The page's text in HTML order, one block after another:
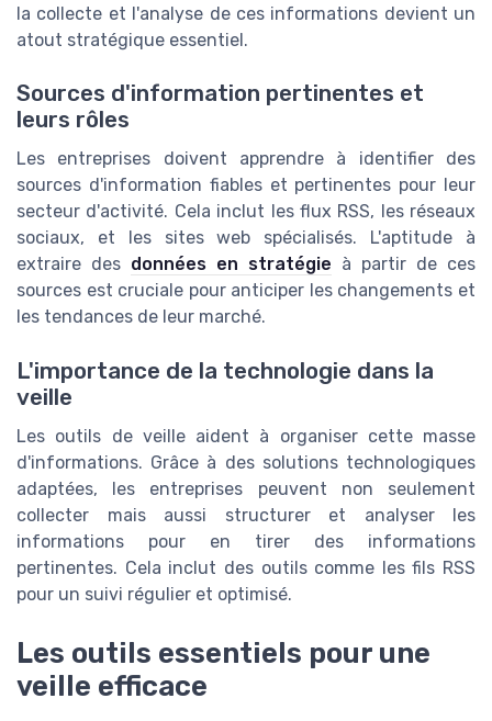
la collecte et l'analyse de ces informations devient un
atout stratégique essentiel.
Sources d'information pertinentes et
leurs rôles
Les entreprises doivent apprendre à identifier des
sources d'information fiables et pertinentes pour leur
secteur d'activité. Cela inclut les flux RSS, les réseaux
sociaux, et les sites web spécialisés. L'aptitude à
extraire des données en stratégie à partir de ces
sources est cruciale pour anticiper les changements et
les tendances de leur marché.
L'importance de la technologie dans la
veille
Les outils de veille aident à organiser cette masse
d'informations. Grâce à des solutions technologiques
adaptées, les entreprises peuvent non seulement
collecter mais aussi structurer et analyser les
informations pour en tirer des informations
pertinentes. Cela inclut des outils comme les fils RSS
pour un suivi régulier et optimisé.
Les outils essentiels pour une
veille efficace